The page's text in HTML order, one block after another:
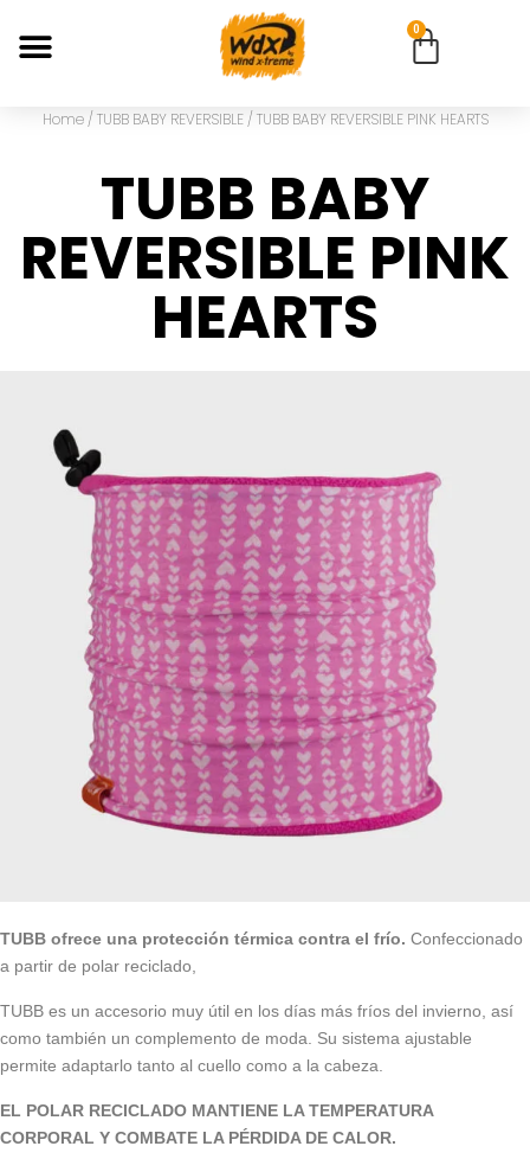
0
Home/ TUBB BABY REVERSIBLE/ TUBB BABY REVERSIBLE PINK HEARTS
TUBB BABY
REVERSIBLE PINK
HEARTS
TUBB ofrece una protección térmica contra el frío. Confeccionado
a partir de polar reciclado,
TUBB es un accesorio muy útil en los días más fríos del invierno, así
como también un complemento de moda. Su sistema ajustable
permite adaptarlo tanto al cuello como a la cabeza.
EL POLAR RECICLADO MANTIENE LA TEMPERATURA
CORPORAL Y COMBATE LA PÉRDIDA DE CALOR.